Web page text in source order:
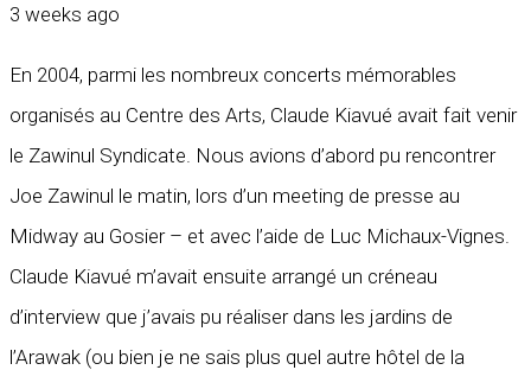
3 weeks ago
En 2004, parmi les nombreux concerts mémorables
organisés au Centre des Arts, Claude Kiavué avait fait venir
le Zawinul Syndicate. Nous avions d’abord pu rencontrer
Joe Zawinul le matin, lors d’un meeting de presse au
Midway au Gosier – et avec l’aide de Luc Michaux-Vignes.
Claude Kiavué m’avait ensuite arrangé un créneau
d’interview que j’avais pu réaliser dans les jardins de
l’Arawak (ou bien je ne sais plus quel autre hôtel de la